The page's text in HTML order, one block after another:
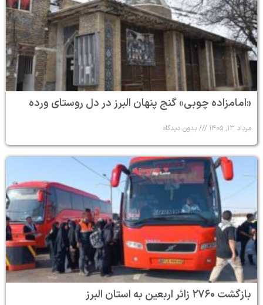
«امامزاده چوبی» گنج پنهان البرز در دل روستای ورده
مرداد ۱۳, ۱۴۰۵ بدون دیدگاه
بازگشت ۲۷۶۰ زائر اربعین به استان البرز